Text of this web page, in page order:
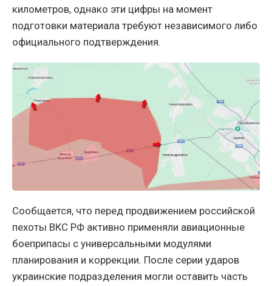
километров, однако эти цифры на момент
подготовки материала требуют независимого либо
официального подтверждения.
Сообщается, что перед продвижением российской
пехоты ВКС РФ активно применяли авиационные
боеприпасы с универсальными модулями
планирования и коррекции. После серии ударов
украинские подразделения могли оставить часть